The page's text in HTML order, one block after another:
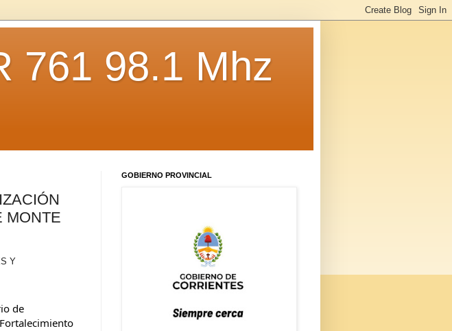
761 98.1 Mhz
MONTE
Y
de
GOBIERNO PROVINCIAL